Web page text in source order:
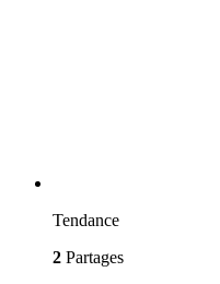
Tendance
2 Partages